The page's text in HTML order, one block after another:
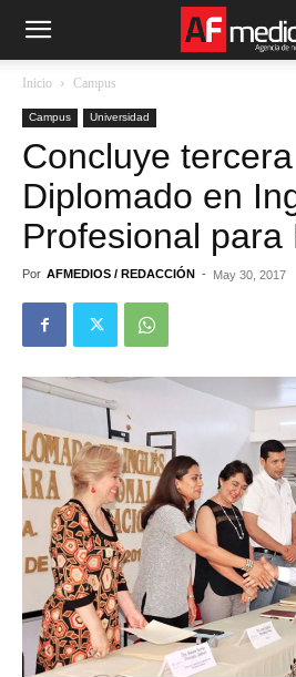
Inicio Campus
Campus Universidad
Concluye
Diplomado en
Profesional para
Por AFMEDIOS / REDACCIÓN - May 30, 2017